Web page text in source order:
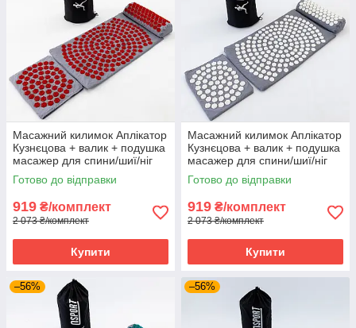
Масажний килимок Аплікатор
Кузнєцова + валик + подушка
масажер для спини/шиї/ніг
OSPORT Lotus Set (n-0003)
Сіро-червоний
Готово до відправки
919 ₴/комплект
2 073 ₴/комплект
Купити
Масажний килимок Аплікатор
Кузнєцова + валик + подушка
масажер для спини/шиї/ніг
OSPORT Lotus Set (n-0003)
Сіро-білий
Готово до відправки
919 ₴/комплект
2 073 ₴/комплект
Купити
–56% –56%